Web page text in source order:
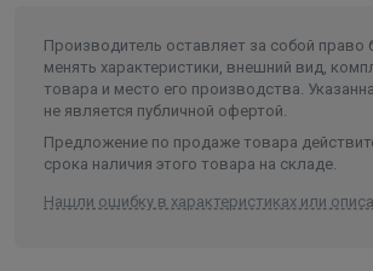
Производитель оставляет за собой право
менять характеристики, внешний вид,
товара и место его производства.
не является публичной офертой.
Предложение по продаже товара
срока наличия этого товара на складе.
Нашли ошибку в характеристиках или